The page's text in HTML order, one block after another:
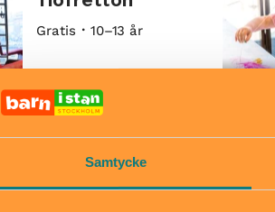
Samtycke
Gratis 10–13 år
Mållgan